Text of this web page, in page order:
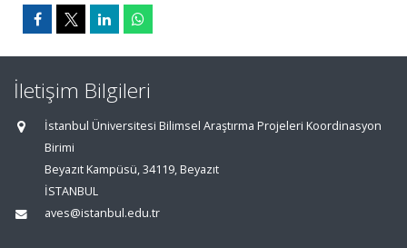
İletişim Bilgileri
İstanbul Üniversitesi Bilimsel Araştırma Projeleri Koordinasyon
Birimi
Beyazıt Kampüsü, 34119, Beyazıt
İSTANBUL
aves@istanbul.edu.tr